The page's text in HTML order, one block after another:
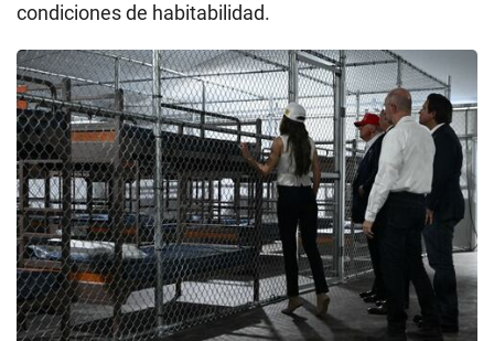
condiciones de habitabilidad.